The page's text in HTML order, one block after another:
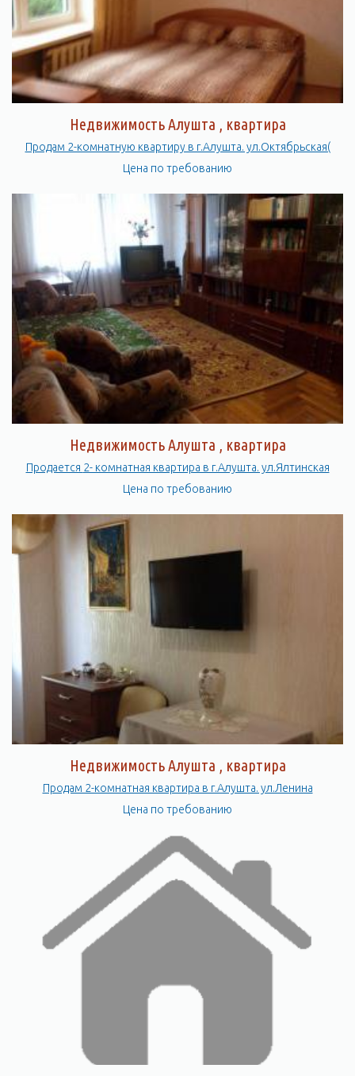
Недвижимость Алушта , квартира
Продам 2-комнатную квартиру в г.Алушта. ул.Октябрьская(
Цена по требованию
Недвижимость Алушта , квартира
Продается 2- комнатная квартира в г.Алушта. ул.Ялтинская
Цена по требованию
Недвижимость Алушта , квартира
Продам 2-комнатная квартира в г.Алушта. ул.Ленина
Цена по требованию